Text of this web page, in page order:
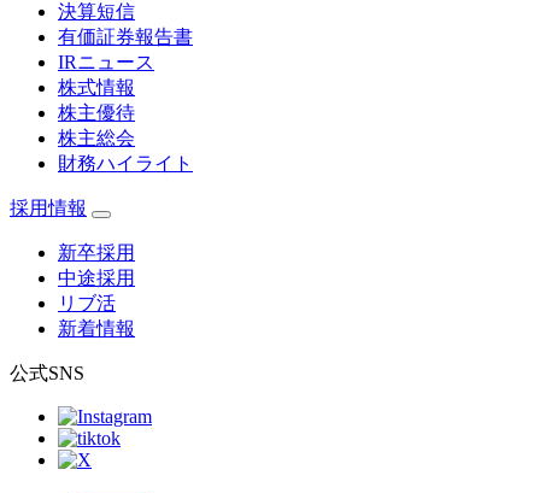
決算短信
有価証券報告書
IRニュース
株式情報
株主優待
株主総会
財務ハイライト
採用情報
新卒採用
中途採用
リブ活
新着情報
公式SNS